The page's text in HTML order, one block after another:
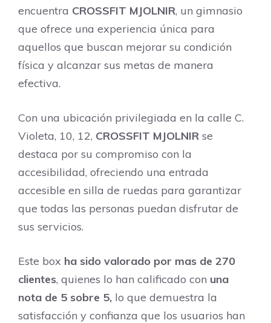
encuentra CROSSFIT MJOLNIR, un gimnasio
que ofrece una experiencia única para
aquellos que buscan mejorar su condición
física y alcanzar sus metas de manera
efectiva.
Con una ubicación privilegiada en la calle C.
Violeta, 10, 12, CROSSFIT MJOLNIR se
destaca por su compromiso con la
accesibilidad, ofreciendo una entrada
accesible en silla de ruedas para garantizar
que todas las personas puedan disfrutar de
sus servicios.
Este box ha sido valorado por mas de 270
clientes, quienes lo han calificado con una
nota de 5 sobre 5, lo que demuestra la
satisfacción y confianza que los usuarios han